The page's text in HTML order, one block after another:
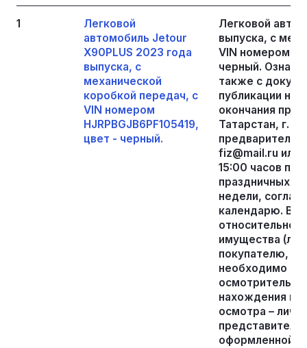
1
Легковой
автомобиль Jetour
X90PLUS 2023 года
выпуска, с
механической
коробкой передач, с
VIN номером
HJRPBGJB6PF105419,
цвет - черный.
Легковой
выпуска, с
VIN номером
черный.
также с
публикации
окончания
Татарстан, г.
fiz@mail.ru или
15:00 часов по
праздничных
недели,
календарю. Во
относительно
имущества
покупателю,
необходимо
нахождения
осмотра –
оформленной